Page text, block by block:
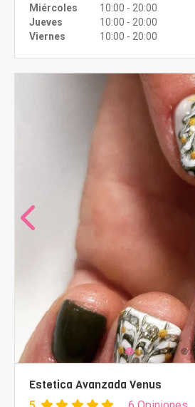
Miércoles
10:00 - 20:00
Jueves
10:00 - 20:00
Viernes
10:00 - 20:00
Estetica Avanzada Venus